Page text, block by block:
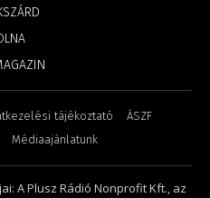
tájékoztató
ÁSZF
Médiaajánlatunk
A Plusz Rádió Nonprofit Kft., az